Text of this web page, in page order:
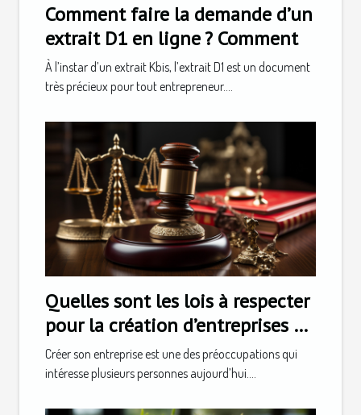
Comment faire la demande d’un
extrait D1 en ligne ? Comment
À l’instar d’un extrait Kbis, l’extrait D1 est un document
très précieux pour tout entrepreneur....
Quelles sont les lois à respecter
pour la création d’entreprises en
Suisse ?
Créer son entreprise est une des préoccupations qui
intéresse plusieurs personnes aujourd’hui....